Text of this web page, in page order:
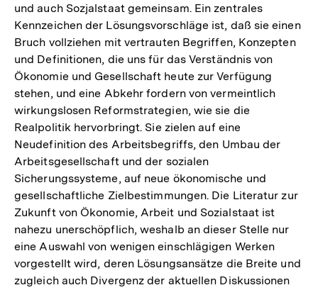
und auch Sozjalstaat gemeinsam. Ein zentrales
Kennzeichen der Lösungsvorschläge ist, daß sie einen
Bruch vollziehen mit vertrauten Begriffen, Konzepten
und Definitionen, die uns für das Verständnis von
Ökonomie und Gesellschaft heute zur Verfügung
stehen, und eine Abkehr fordern von vermeintlich
wirkungslosen Reformstrategien, wie sie die
Realpolitik hervorbringt. Sie zielen auf eine
Neudefinition des Arbeitsbegriffs, den Umbau der
Arbeitsgesellschaft und der sozialen
Sicherungssysteme, auf neue ökonomische und
gesellschaftliche Zielbestimmungen. Die Literatur zur
Zukunft von Ökonomie, Arbeit und Sozialstaat ist
nahezu unerschöpflich, weshalb an dieser Stelle nur
eine Auswahl von wenigen einschlägigen Werken
vorgestellt wird, deren Lösungsansätze die Breite und
zugleich auch Divergenz der aktuellen Diskussionen